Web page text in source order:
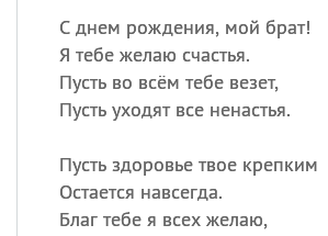
С днем рождения, мой брат!
Я тебе желаю счастья.
Пусть во всём тебе везет,
Пусть уходят все ненастья.
Пусть здоровье твое крепким
Остается навсегда.
Благ тебе я всех желаю,